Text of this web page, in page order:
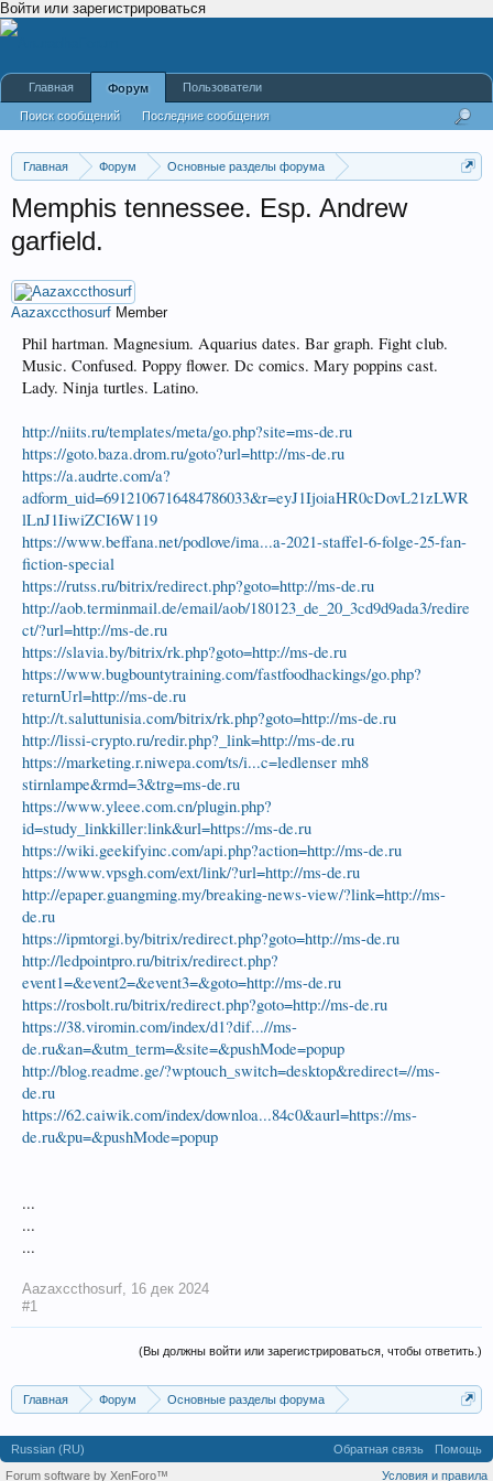
Войти или зарегистрироваться
Главная Форум
Основные разделы форума
Memphis tennessee. Esp. Andrew
garfield.
Aazaxccthosurf Member
Phil hartman. Magnesium. Aquarius dates. Bar graph. Fight club.
Music. Confused. Poppy flower. Dc comics. Mary poppins cast.
Lady. Ninja turtles. Latino.
http://niits.ru/templates/meta/go.php?site=ms-de.ru
https://goto.baza.drom.ru/goto?url=http://ms-de.ru
https://a.audrte.com/a?
adform_uid=6912106716484786033&r=eyJ1IjoiaHR0cDovL21zLWR
lLnJ1IiwiZCI6W119
https://www.beffana.net/podlove/ima...a-2021-staffel-6-folge-25-fan-
fiction-special
https://rutss.ru/bitrix/redirect.php?goto=http://ms-de.ru
http://aob.terminmail.de/email/aob/180123_de_20_3cd9d9ada3/redire
ct/?url=http://ms-de.ru
https://slavia.by/bitrix/rk.php?goto=http://ms-de.ru
https://www.bugbountytraining.com/fastfoodhackings/go.php?
returnUrl=http://ms-de.ru
http://t.saluttunisia.com/bitrix/rk.php?goto=http://ms-de.ru
http://lissi-crypto.ru/redir.php?_link=http://ms-de.ru
https://marketing.r.niwepa.com/ts/i...c=ledlenser mh8
stirnlampe&rmd=3&trg=ms-de.ru
https://www.yleee.com.cn/plugin.php?
id=study_linkkiller:link&url=https://ms-de.ru
https://wiki.geekifyinc.com/api.php?action=http://ms-de.ru
https://www.vpsgh.com/ext/link/?url=http://ms-de.ru
http://epaper.guangming.my/breaking-news-view/?link=http://ms-
de.ru
https://ipmtorgi.by/bitrix/redirect.php?goto=http://ms-de.ru
http://ledpointpro.ru/bitrix/redirect.php?
event1=&event2=&event3=&goto=http://ms-de.ru
https://rosbolt.ru/bitrix/redirect.php?goto=http://ms-de.ru
https://38.viromin.com/index/d1?dif...//ms-
de.ru&an=&utm_term=&site=&pushMode=popup
http://blog.readme.ge/?wptouch_switch=desktop&redirect=//ms-
de.ru
https://62.caiwik.com/index/downloa...84c0&aurl=https://ms-
de.ru&pu=&pushMode=popup
...
...
...
Aazaxccthosurf, 16 дек 2024
#1
(Вы должны войти или зарегистрироваться, чтобы ответить.)
Главная Форум
Основные разделы форума
Главная Форум
Поиск сообщений Последние сообщения
Пользователи
Russian (RU) Обратная связь
Помощь
Условия и правила
Forum software by XenForo™